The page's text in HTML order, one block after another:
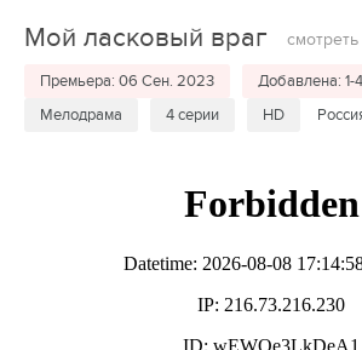
Мой ласковый враг
Премьера: 06 Сен. 2023
Добавлена: 1-
Мелодрама
4 серии HD